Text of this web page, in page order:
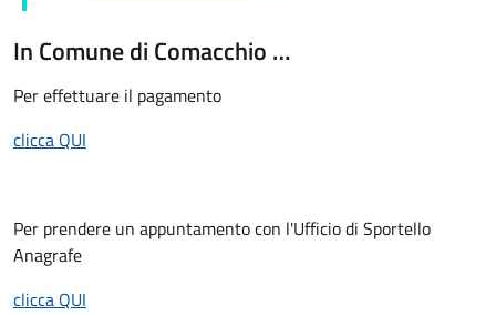
In Comune di Comacchio …
Per effettuare il pagamento
clicca QUI
Per prendere un appuntamento con l'Ufficio di Sportello
Anagrafe
clicca QUI